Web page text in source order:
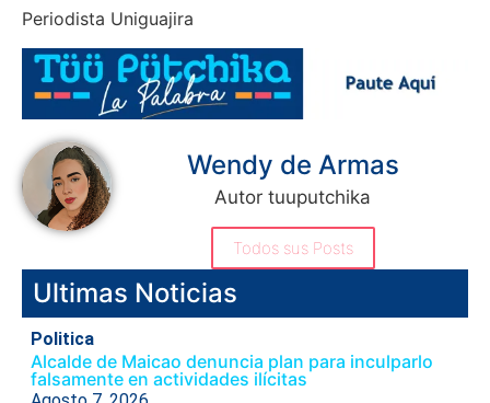
Periodista Uniguajira
Wendy de Armas
Autor tuuputchika
Todos sus Posts
Ultimas Noticias
Politica
Alcalde de Maicao denuncia plan para inculparlo
falsamente en actividades ilícitas